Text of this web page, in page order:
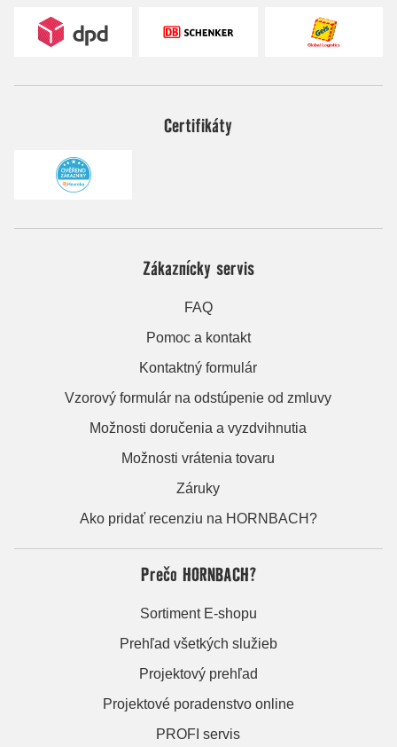
Certifikáty
Zákaznícky servis
FAQ
Pomoc a kontakt
Kontaktný formulár
Vzorový formulár na odstúpenie od zmluvy
Možnosti doručenia a vyzdvihnutia
Možnosti vrátenia tovaru
Záruky
Ako pridať recenziu na HORNBACH?
Prečo HORNBACH?
Sortiment E-shopu
Prehľad všetkých služieb
Projektový prehľad
Projektové poradenstvo online
PROFI servis